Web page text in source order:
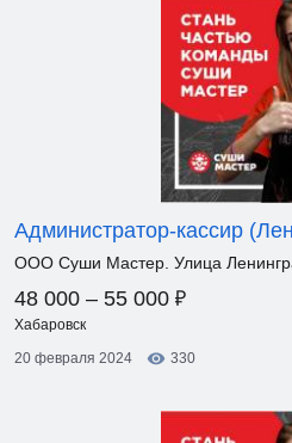
Администратор-кассир
ООО Суши Мастер. Улица
48 000 – 55 000 ₽
Хабаровск
20 февраля 2024
330